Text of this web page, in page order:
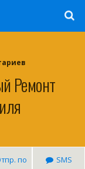
Ремонт
по
SMS